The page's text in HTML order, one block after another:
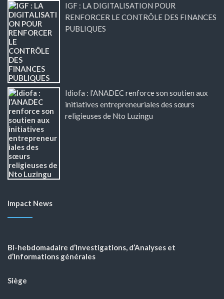
IGF : LA DIGITALISATION POUR
RENFORCER LE CONTRÔLE DES FINANCES
PUBLIQUES
Idiofa : l’ANADEC renforce son soutien aux
initiatives entrepreneuriales des sœurs
religieuses de Nto Luzingu
Impact News
Bi-hebdomadaire d’Investigations, d’Analyses et
d’Informations générales
Siège